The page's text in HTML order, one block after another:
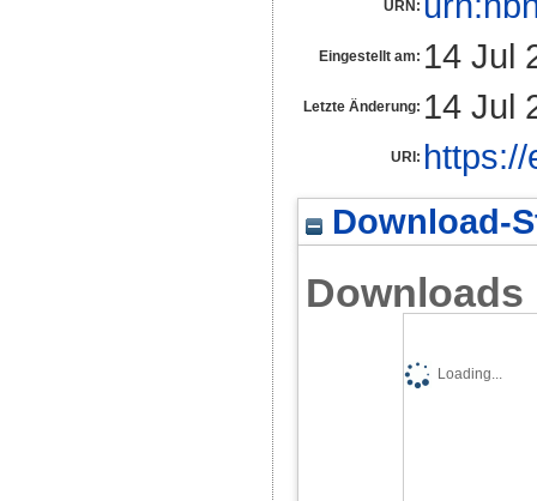
URN:
Eingestellt am: 14 Jul
Letzte Änderung: 14 Jul
URI:
Download-
Downloads
Loading...